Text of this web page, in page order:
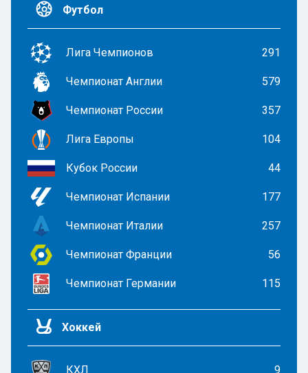
Футбол
Лига Чемпионов 291
Чемпионат Англии 579
Чемпионат России 357
Лига Европы 104
Кубок России 44
Чемпионат Испании 177
Чемпионат Италии 257
Чемпионат Франции 56
Чемпионат Германии 115
Хоккей
КХЛ 9